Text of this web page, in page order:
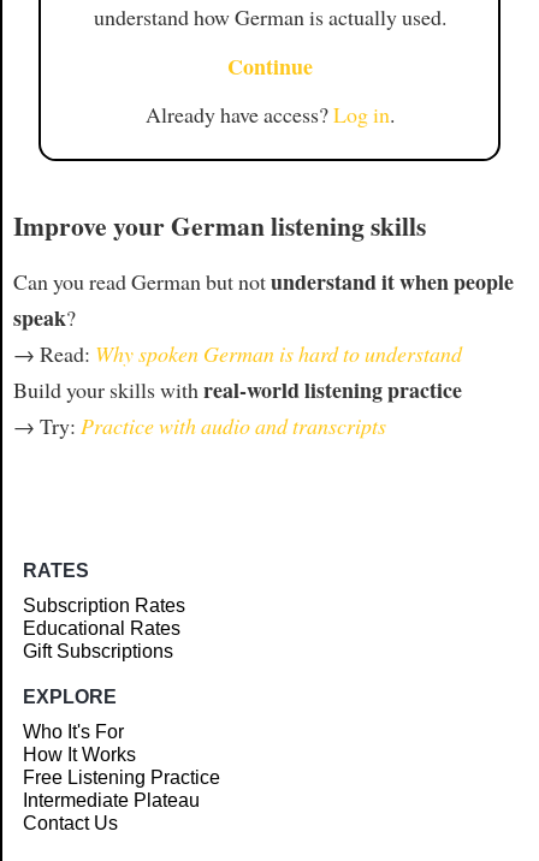
understand how German is actually used.
Continue
Already have access?Log in.
Improve your German listening skills
Can you read German but notunderstand it when people
speak?
→ Read: Why spoken German is hard to understand
Build your skills with real-world listening practice
→ Try: Practice with audio and transcripts
RATES
Subscription Rates
Educational Rates
Gift Subscriptions
EXPLORE
Who It's For
How It Works
Free Listening Practice
Intermediate Plateau
Contact Us